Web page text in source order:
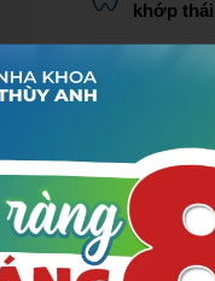
khớp
Bác sĩ
Thuy
dental
treatment